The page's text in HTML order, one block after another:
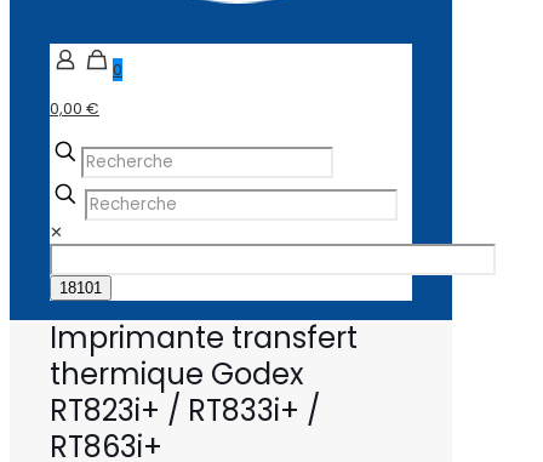
0
0,00 €
✕
Imprimante transfert
thermique Godex
RT823i+ / RT833i+ /
RT863i+